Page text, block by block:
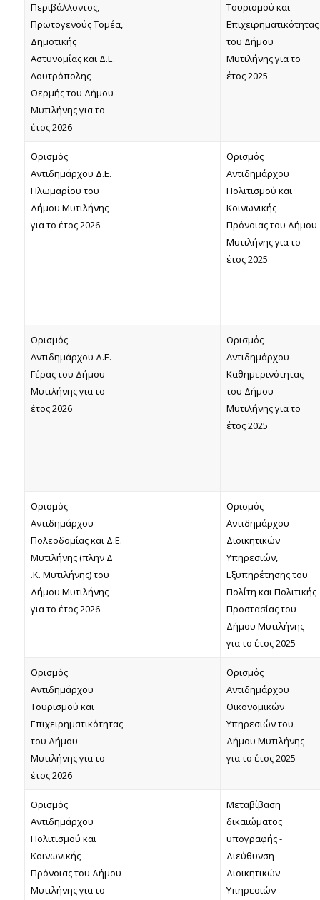
Περιβάλλοντος,
Πρωτογενούς Τομέα,
Δημοτικής
Αστυνομίας και Δ.Ε.
Λουτρόπολης
Θερμής του Δήμου
Μυτιλήνης για το
έτος 2026
Τουρισμού και
Επιχειρηματικότητας
του Δήμου
Μυτιλήνης για το
έτος 2025
Ορισμός
Αντιδημάρχου Δ.Ε.
Πλωμαρίου του
Δήμου Μυτιλήνης
για το έτος 2026
Ορισμός
Αντιδημάρχου
Πολιτισμού και
Κοινωνικής
Πρόνοιας του Δήμου
Μυτιλήνης για το
έτος 2025
Ορισμός
Αντιδημάρχου Δ.Ε.
Γέρας του Δήμου
Μυτιλήνης για το
έτος 2026
Ορισμός
Αντιδημάρχου
Καθημερινότητας
του Δήμου
Μυτιλήνης για το
έτος 2025
Ορισμός
Αντιδημάρχου
Πολεοδομίας και Δ.Ε.
Μυτιλήνης (πλην Δ
.Κ. Mυτιλήνης) του
Δήμου Μυτιλήνης
για το έτος 2026
Ορισμός
Αντιδημάρχου
Διοικητικών
Υπηρεσιών,
Εξυπηρέτησης του
Πολίτη και Πολιτικής
Προστασίας του
Δήμου Μυτιλήνης
για το έτος 2025
Ορισμός
Αντιδημάρχου
Τουρισμού και
Επιχειρηματικότητας
του Δήμου
Μυτιλήνης για το
έτος 2026
Ορισμός
Αντιδημάρχου
Οικονομικών
Υπηρεσιών του
Δήμου Μυτιλήνης
για το έτος 2025
Ορισμός
Αντιδημάρχου
Πολιτισμού και
Κοινωνικής
Πρόνοιας του Δήμου
Μυτιλήνης για το
Μεταβίβαση
δικαιώματος
υπογραφής -
Διεύθυνση
Διοικητικών
Υπηρεσιών